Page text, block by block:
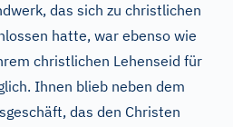
das sich zu christlichen
hatte, war ebenso wie
christlichen Lehenseid für
Ihnen blieb neben dem
das den Christen